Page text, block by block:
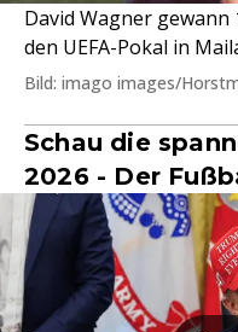
David Wagner gewann
den UEFA-Pokal in
Bild: imago images/
Schau die
2026 - Der